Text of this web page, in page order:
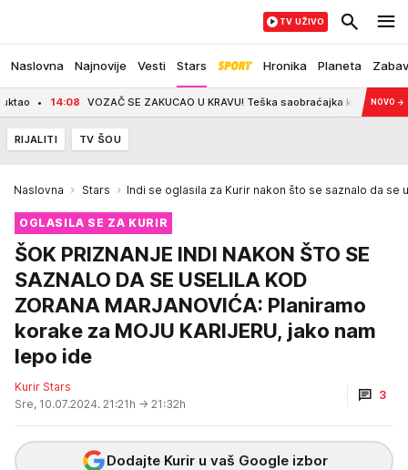
Naslovna Najnovije Vesti Stars Hronika Planeta
TV UŽIVO
14:08 VOZAČ SE ZAKUCAO U KRAVU! Teška saobraćajka kod Cetinja, NOVO →
RIJALITI TV ŠOU
Naslovna Stars Indi se oglasila za Kurir nakon što se saznalo da se
OGLASILA SE ZA KURIR
ŠOK PRIZNANJE INDI NAKON ŠTO SE
SAZNALO DA SE USELILA KOD
ZORANA MARJANOVIĆA: Planiramo
korake za MOJU KARIJERU, jako nam
lepo ide
Kurir Stars
Sre, 10.07.2024. 21:21h → 21:32h
3
Dodajte Kurir u vaš Google izbor